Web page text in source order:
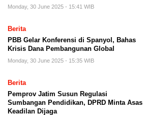
Monday, 30 June 2025 - 15:41 WIB
Berita
PBB Gelar Konferensi di Spanyol, Bahas
Krisis Dana Pembangunan Global
Monday, 30 June 2025 - 15:35 WIB
Berita
Pemprov Jatim Susun Regulasi
Sumbangan Pendidikan, DPRD Minta Asas
Keadilan Dijaga